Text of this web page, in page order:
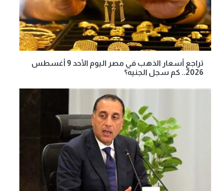
تراجع أسعار الذهب في مصر اليوم الأحد 9 أغسطس
2026.. كم سجل الجنيه؟